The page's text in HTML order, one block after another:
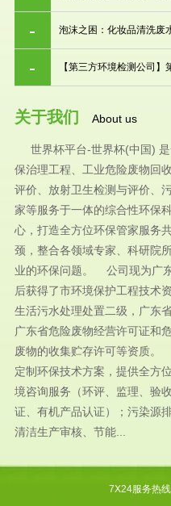
泡沫之困：化妆品清洗废
【第三方环境检测公司】
关于我们 About us
世界杯平台-世界杯(中国) 是
保治理工程、工业危险废物回
评价、放射卫生检测与评价、
家等服务于一体的综合性环保
心，打造全方位环保管家服务
颈，整合各领域专家、科研院
业的环保问题。 公司现为广
后获得了市环境保护工程技术
生活污水处理处置二级，广东
广东省危险废物经营许可证和
废物的收集贮存许可等资质
定制环保技术方案，提供全方
境咨询服务（环评、监理、验
证、有机产品认证）；污染源
清洁生产审核、节能...
7X24服务热